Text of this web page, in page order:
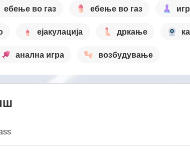
ебење во газ ебење во газ
ејакулација дркање
анална игра возбудување